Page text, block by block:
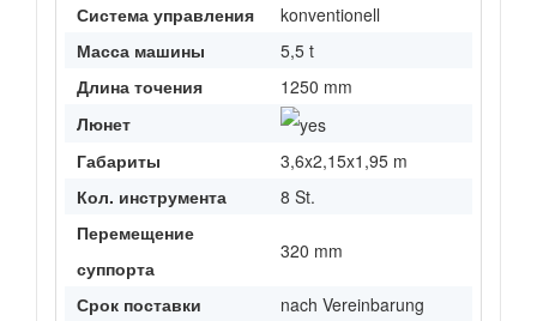
Система управления
konventionell
Масса машины
5,5 t
Длина точения
1250 mm
Люнет
Габариты
3,6x2,15x1,95 m
Кол. инструмента
8 St.
Перемещение
суппорта
320 mm
Срок поставки
nach Vereinbarung